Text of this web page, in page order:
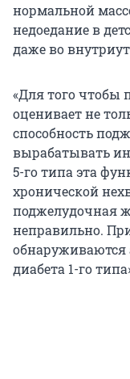
нормальной
недоедание в
даже во
«Для того чтобы
оценивает не
способность
вырабатывать
5-го типа эта
хронической
поджелудочная
неправильно.
обнаруживаются
диабета 1-го